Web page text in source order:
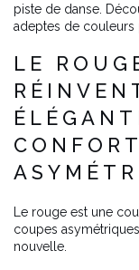
piste de danse.
adeptes de couleurs
LE
Le rouge est une
coupes
nouvelle.